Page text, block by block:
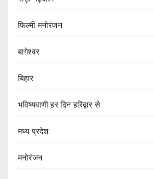
फिल्मी मनोरंजन
बागेश्वर
बिहार
भविष्यवाणी हर दिन हरिद्वार से
मध्य प्रदेश
मनोरंजन